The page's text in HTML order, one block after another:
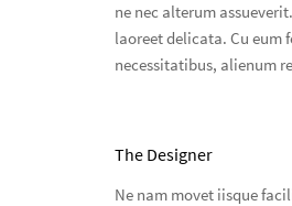
ne nec alterum
laoreet delicata. Cu eum
necessitatibus, alienum
The Designer
Ne nam movet iisque